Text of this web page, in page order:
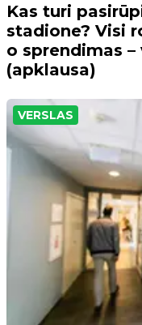
Kas turi
stadione? Visi
o sprendimas
(apklausa)
VERSLAS